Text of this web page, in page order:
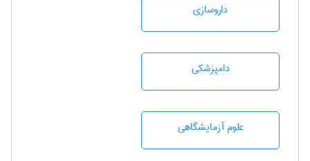
داروسازی
دامپزشكی
علوم آزمايشگاهی